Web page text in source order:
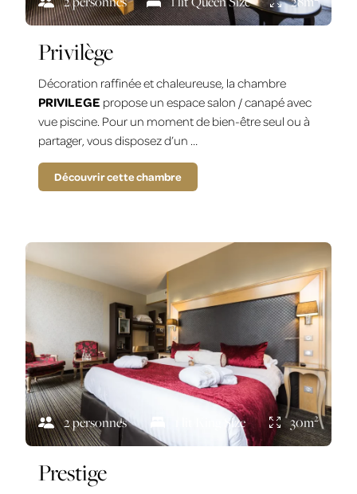
Privilège
Décoration raffinée et chaleureuse, la chambre
PRIVILEGE propose un espace salon / canapé avec
vue piscine. Pour un moment de bien-être seul ou à
partager, vous disposez d’un …
Découvrir cette chambre
2 personnes 1 lit King Size 30m2
Prestige